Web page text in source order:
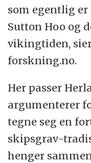
som egentlig
Sutton Hoo og
vikingtiden,
forskning.no.
Her passer
argumenterer
tegne seg en
skipsgrav-
henger